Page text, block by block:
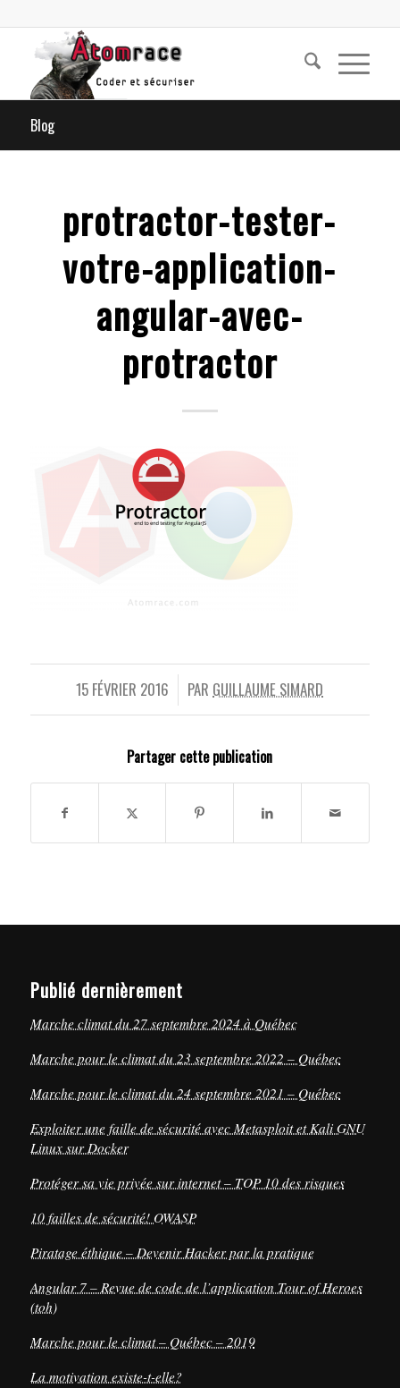
Blog
protractor-tester-
votre-application-
angular-avec-
protractor
15 FÉVRIER 2016
/ PAR GUILLAUME SIMARD
Partager cette publication
Publié dernièrement
Marche climat du 27 septembre 2024 à Québec
Marche pour le climat du 23 septembre 2022 – Québec
Marche pour le climat du 24 septembre 2021 – Québec
Exploiter une faille de sécurité avec Metasploit et Kali GNU
Linux sur Docker
Protéger sa vie privée sur internet – TOP 10 des risques
10 failles de sécurité! OWASP
Piratage éthique – Devenir Hacker par la pratique
Angular 7 – Revue de code de l’application Tour of Heroes
(toh)
Marche pour le climat – Québec – 2019
La motivation existe-t-elle?